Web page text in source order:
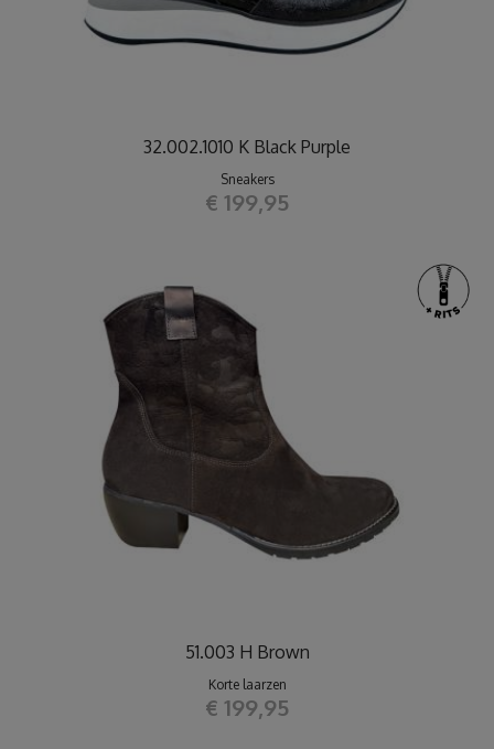
32.002.1010 K Black Purple
Sneakers
€ 199,95
51.003 H Brown
Korte laarzen
€ 199,95